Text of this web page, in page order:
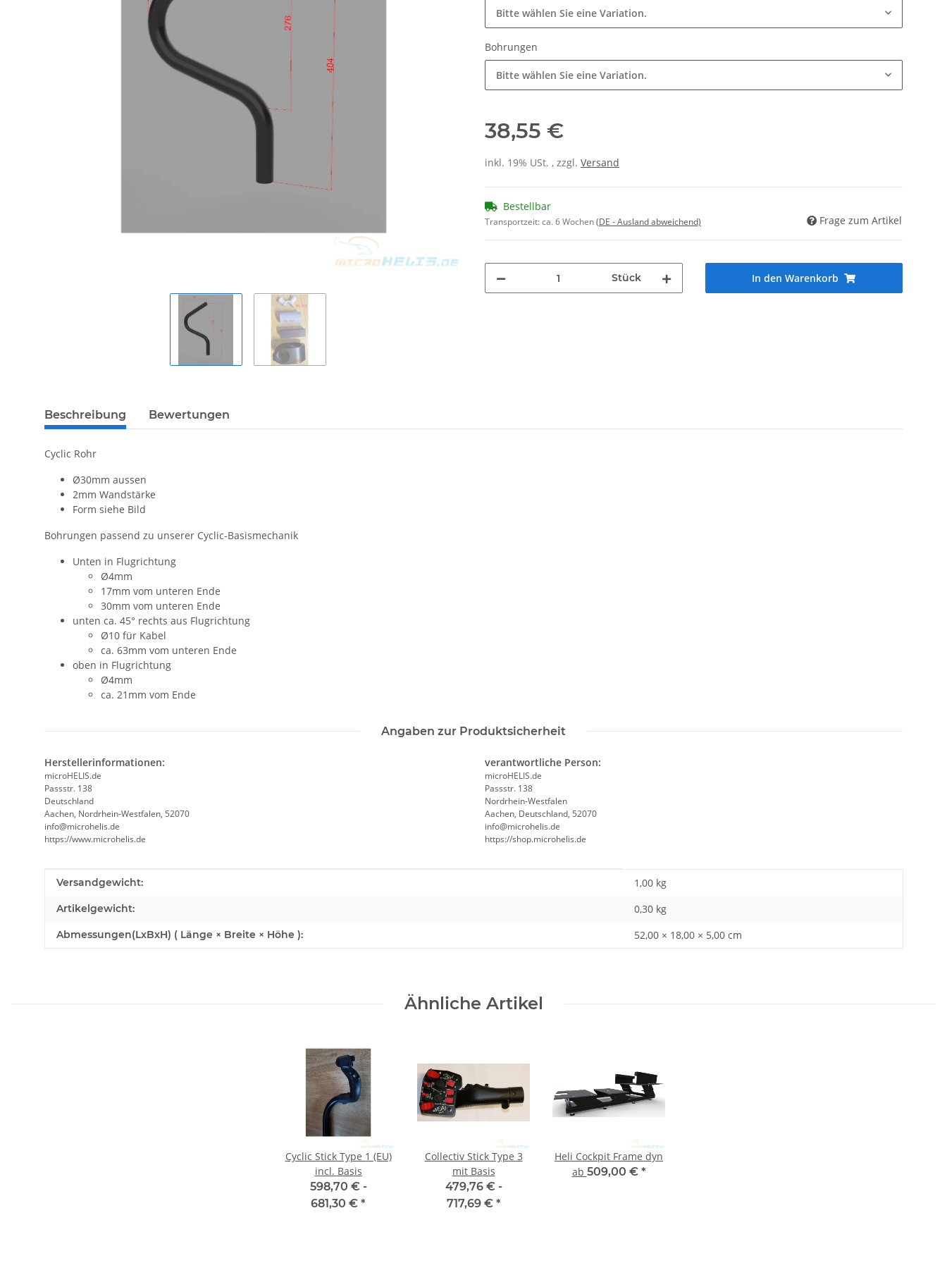
Bitte wählen Sie eine Variation.
Bohrungen
Bitte wählen Sie eine Variation.
38,55 €
inkl. 19% USt. , zzgl. Versand
Bestellbar
Transportzeit:ca. 6 Wochen(DE - Ausland abweichend) Frage zum Artikel
Stück In den Warenkorb
Beschreibung Bewertungen
Cyclic Rohr
Ø30mm aussen
2mm Wandstärke
Form siehe Bild
Bohrungen passend zu unserer Cyclic-Basismechanik
Unten in Flugrichtung
Ø4mm
17mm vom unteren Ende
30mm vom unteren Ende
unten ca. 45° rechts aus Flugrichtung
Ø10 für Kabel
ca. 63mm vom unteren Ende
oben in Flugrichtung
Ø4mm
ca. 21mm vom Ende
Angaben zur Produktsicherheit
Herstellerinformationen:
microHELIS.de
Passstr. 138
Deutschland
Aachen, Nordrhein-Westfalen, 52070
info@microhelis.de
https://www.microhelis.de
verantwortliche Person:
microHELIS.de
Passstr. 138
Nordrhein-Westfalen
Aachen, Deutschland, 52070
info@microhelis.de
https://shop.microhelis.de
Produkteigenschaft
Wert
Versandgewicht: 1,00 kg
Artikelgewicht: 0,30 kg
Abmessungen(LxBxH) ( Länge × Breite × Höhe ): 52,00 × 18,00 × 5,00 cm
Ähnliche Artikel
Cyclic Stick Type 1 (EU)
incl. Basis
598,70 € -
681,30 € *
Collectiv Stick Type 3
mit Basis
479,76 € -
717,69 € *
Heli Cockpit Frame dyn
ab 509,00 € *